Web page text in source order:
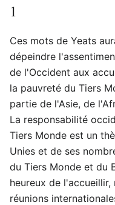
1
Ces mots de Yeats
dépeindre
de l'Occident aux
la pauvreté du Tiers
partie de l'Asie, de
La responsabilité
Tiers Monde est un
Unies et de ses
du Tiers Monde et du
heureux de
réunions